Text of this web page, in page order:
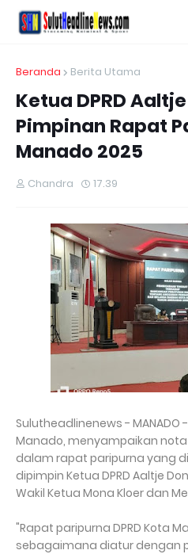
Beranda Berita Utama
Ketua DPRD
Pimpinan Rapat
Manado 2025
Chandra 17.39
Sulutheadlinenews -
Manado, menyampaikan nota
dalam rapat paripurna yang
dipimpin Ketua DPRD Aaltje
Wakil Ketua Mona Kloer dan
"Rapat paripurna DPRD Kota
sebagaimana diatur dengan